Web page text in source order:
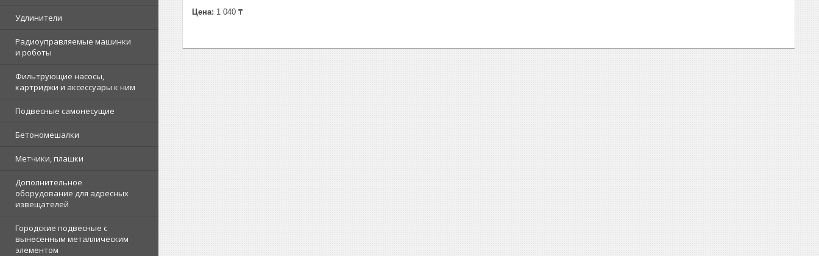
Удлинители
Радиоуправляемые машинки
и роботы
Фильтрующие насосы,
картриджи и аксессуары к ним
Подвесные самонесущие
Бетономешалки
Метчики, плашки
Дополнительное
оборудование для адресных
извещателей
Городские подвесные с
вынесенным металлическим
элементом
Цена: 1 040 ₸